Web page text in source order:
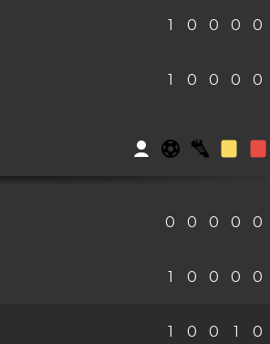
1 0 0 0 0
1 0 0 0 0
0 0 0 0 0
1 0 0 0 0
1 0 0 1 0